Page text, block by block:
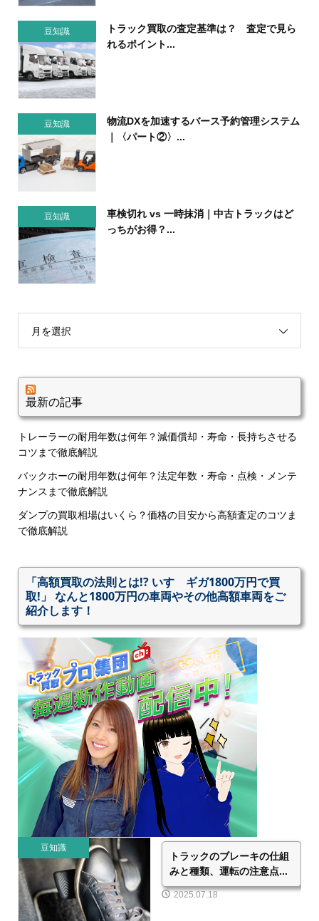
豆知識
トラックのブレーキの仕組
みと種類、運転の注意点...
2025.07.18
豆知識
トラック買取の査定基準は？ 査定で見ら
れるポイント...
豆知識
物流DXを加速するバース予約管理システム
｜〈パート②〉...
豆知識
車検切れ vs 一時抹消｜中古トラックはど
っちがお得？...
月を選択
最新の記事
トレーラーの耐用年数は何年？減価償却・寿命・長持ちさせる
コツまで徹底解説
バックホーの耐用年数は何年？法定年数・寿命・点検・メンテ
ナンスまで徹底解説
ダンプの買取相場はいくら？価格の目安から高額査定のコツま
で徹底解説
「高額買取の法則とは!? いすゞギガ1800万円で買
取!」 なんと1800万円の車両やその他高額車両をご
紹介します！